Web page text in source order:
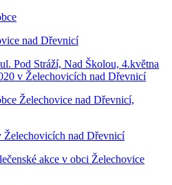
nad Dřevnicí
Pod Stráží, Nad Školou, 4.května
v Želechovicích nad Dřevnicí
Želechovice nad Dřevnicí,
Želechovicích nad Dřevnicí
akce v obci Želechovice